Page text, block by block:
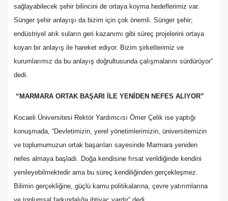
sağlayabilecek şehir bilincini de ortaya koyma hedeflerimiz var.
Sünger şehir anlayışı da bizim için çok önemli. Sünger şehir;
endüstriyel atık suların geri kazanımı gibi süreç projelerini ortaya
koyan bir anlayış ile hareket ediyor. Bizim şirketlerimiz ve
kurumlarımız da bu anlayış doğrultusunda çalışmalarını sürdürüyor”
dedi.
“MARMARA ORTAK BAŞARI İLE YENİDEN NEFES ALIYOR”
Kocaeli Üniversitesi Rektör Yardımcısı Ömer Çelik ise yaptığı
konuşmada, “Devletimizin, yerel yönetimlerimizin, üniversitemizin
ve toplumumuzun ortak başarıları sayesinde Marmara yeniden
nefes almaya başladı. Doğa kendisine fırsat verildiğinde kendini
yenileyebilmektedir ama bu süreç kendiliğinden gerçekleşmez.
Bilimin gerçekliğine, güçlü kamu politikalarına, çevre yatırımlarına